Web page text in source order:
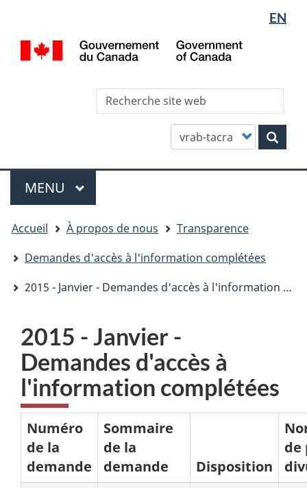
contenu
principal
"About
this
la
version
simplifiée
de
la
WxT
switcher
EN
Customize
your
Menu
MENU PRINCIPAL
are
here
Accueil À propos de nous
Transparence
Demandes d'accès à l'information complétées
2015 - Janvier - Demandes d'accès à l'information complétées
2015 - Janvier -
Demandes d'accès à
l'information complétées
Numéro
de la
demande
Sommaire
de la
demande
Disposition
de